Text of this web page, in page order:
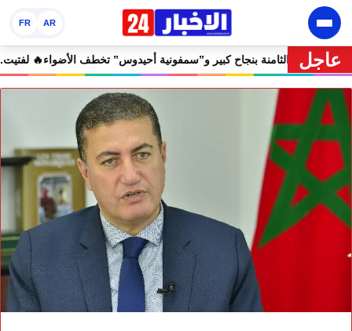
AR
FR
عاجل
🔥 مهرجان إفران الدولي يختتم دورته الثامنة بنجاح كبير و”سمفونية